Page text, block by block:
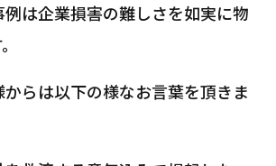
例は企業損害の難しさを如実に物
からは以下の様なお言葉を頂きま